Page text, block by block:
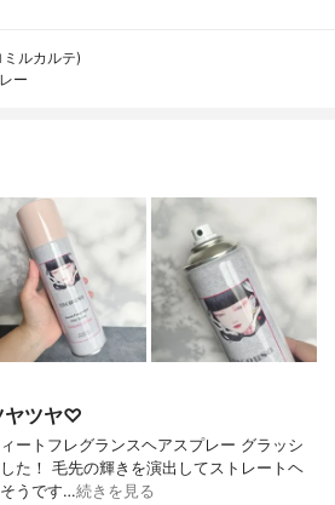
ルカルテ)
ー
ヤツヤ♡
ートフレグランスヘアスプレー グラッシ
た！ 毛先の輝きを演出してストレートヘ
うです…続きを見る